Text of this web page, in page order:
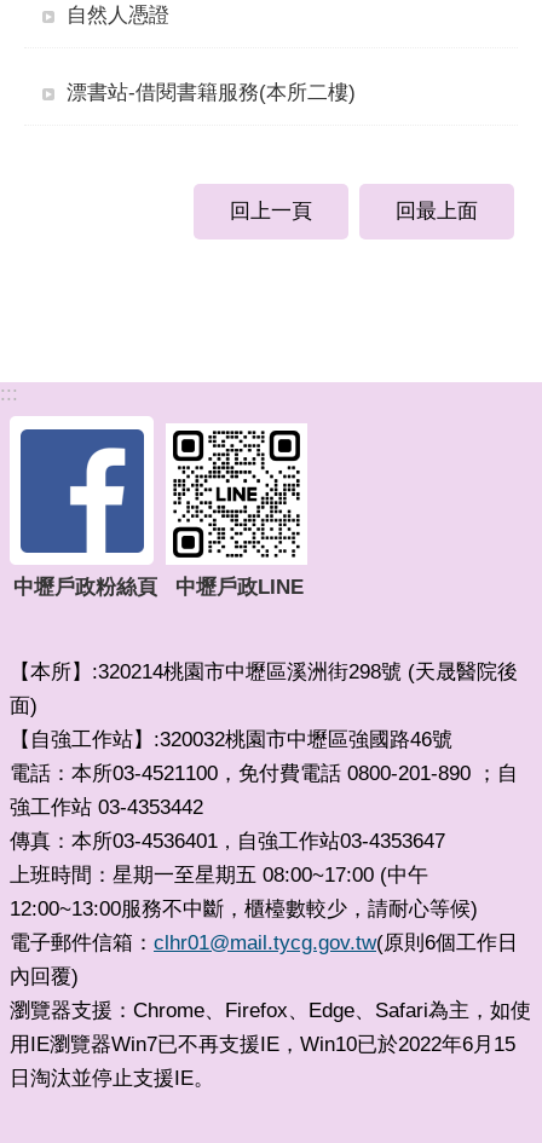
自然人憑證
漂書站-借閱書籍服務(本所二樓)
回上一頁 回最上面
:::
中壢戶政粉絲頁 中壢戶政LINE
【本所】:320214桃園市中壢區溪洲街298號 (天晟醫院後
面)
【自強工作站】:320032桃園市中壢區強國路46號
電話：本所03-4521100，免付費電話 0800-201-890 ；自
強工作站 03-4353442
傳真：本所03-4536401 ， 自強工作站03-4353647
上班時間：星期一至星期五 08:00~17:00 (中午
12:00~13:00服務不中斷，櫃檯數較少，請耐心等候)
電子郵件信箱： clhr01@mail.tycg.gov.tw(原則6個工作日
內回覆)
瀏覽器支援：Chrome、Firefox、Edge、Safari為主，如使
用IE瀏覽器Win7已不再支援IE，Win10已於2022年6月15
日淘汰並停止支援IE。